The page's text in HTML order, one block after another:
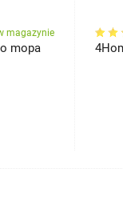
magazynie
mopa